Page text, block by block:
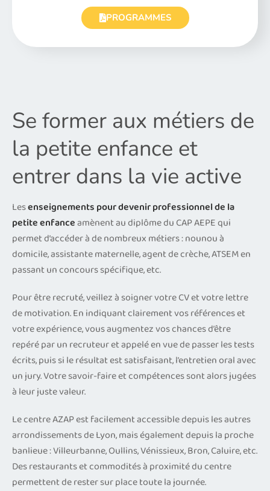
PROGRAMMES
Se former aux métiers de
la petite enfance et
entrer dans la vie active
Lesenseignements pour devenir professionnel de la
petite enfanceamènent au diplôme du CAP AEPE qui
permet d’accéder à de nombreux métiers : nounou à
domicile, assistante maternelle, agent de crèche, ATSEM en
passant un concours spécifique, etc.
Pour être recruté, veillez à soigner votre CV et votre lettre
de motivation. En indiquant clairement vos références et
votre expérience, vous augmentez vos chances d’être
repéré par un recruteur et appelé en vue de passer les tests
écrits, puis si le résultat est satisfaisant, l’entretien oral avec
un jury. Votre savoir-faire et compétences sont alors jugées
à leur juste valeur.
Le centre AZAP est facilement accessible depuis les autres
arrondissements de Lyon, mais également depuis la proche
banlieue : Villeurbanne, Oullins, Vénissieux, Bron, Caluire, etc.
Des restaurants et commodités à proximité du centre
permettent de rester sur place toute la journée.